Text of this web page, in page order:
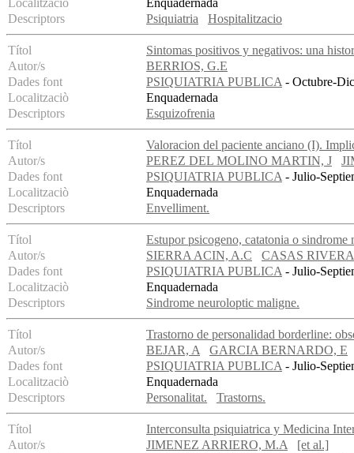
Localitzaciò
Enquadernada
Descriptors
Psiquiatria Hospitalitzacio
Títol
Sintomas positivos y negativos: una
Autor/s
BERRIOS, G.E
Dades font
PSIQUIATRIA PUBLICA- Octubre-
Localitzaciò
Enquadernada
Descriptors
Esquizofrenia
Títol
Valoracion del paciente anciano (I).
Autor/s
PEREZ DEL MOLINO MARTIN, J
Dades font
PSIQUIATRIA PUBLICA- Julio-
Localitzaciò
Enquadernada
Descriptors
Envelliment.
Títol
Estupor psicogeno, catatonia o
Autor/s
SIERRA ACIN, A.C
CASAS
Dades font
PSIQUIATRIA PUBLICA- Julio-
Localitzaciò
Enquadernada
Descriptors
Sindrome neuroloptic maligne.
Títol
Trastorno de personalidad borderline:
Autor/s
BEJAR, A
GARCIA BERNARDO, E
Dades font
PSIQUIATRIA PUBLICA- Julio-
Localitzaciò
Enquadernada
Descriptors
Personalitat. Trastorns.
Títol
Interconsulta psiquiatrica y Medicina
Autor/s
JIMENEZ ARRIERO, M.A
[et al.]